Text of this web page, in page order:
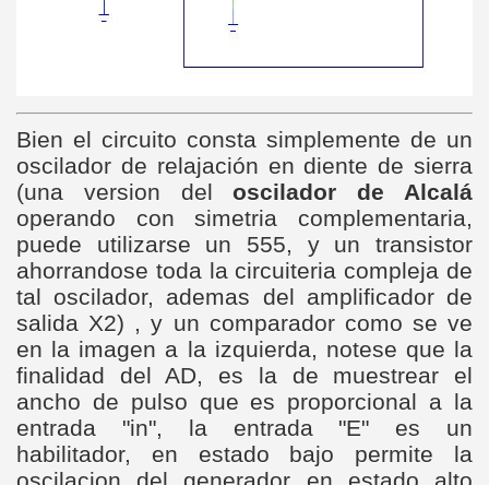
Bien el circuito consta simplemente de un
oscilador de relajación en diente de sierra
(una version deloscilador de Alcalá
operando con simetria complementaria,
puede utilizarse un 555, y un transistor
ahorrandose toda la circuiteria compleja de
tal oscilador, ademas del amplificador de
salida X2) , y un comparador como se ve
en la imagen a la izquierda, notese que la
finalidad del AD, es la de muestrear el
ancho de pulso que es proporcional a la
entrada "in", la entrada "E" es un
habilitador, en estado bajo permite la
oscilacion del generador en estado alto